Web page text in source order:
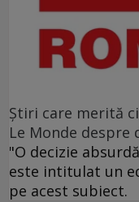
Ştiri care merită
Le Monde despre
"O decizie
este intitulat un
pe acest subiect.